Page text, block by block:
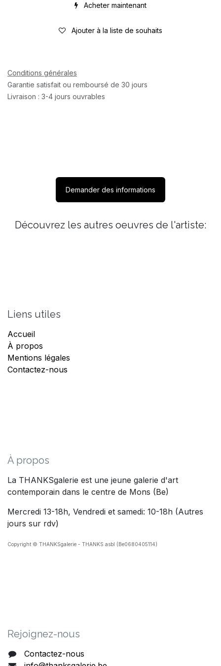
Acheter maintenant
Ajouter à la liste de souhaits
Conditions générales
Garantie satisfait ou remboursé de 30 jours
Livraison : 3-4 jours ouvrables
Demander des informations
Découvrez les autres oeuvres de l'artiste:
Liens utiles
Accueil
À propos
Mentions légales
Contactez-nous
À propos
La THANKSgalerie est une jeune galerie d'art
contemporain dans le centre de Mons (Be)
Mercredi 13-18h, Vendredi et samedi: 10-18h (Autres
jours sur rdv)
Copyright © THANKSgalerie - THANKS asbl (Be0680405114)
Rejoig​nez-nous
Contactez-nous